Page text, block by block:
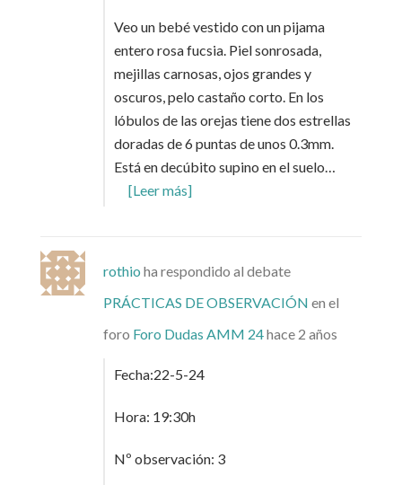
Veo un bebé vestido con un pijama
entero rosa fucsia. Piel sonrosada,
mejillas carnosas, ojos grandes y
oscuros, pelo castaño corto. En los
lóbulos de las orejas tiene dos estrellas
doradas de 6 puntas de unos 0.3mm.
Está en decúbito supino en el suelo…
[Leer más]
rothio ha respondido al debate
PRÁCTICAS DE OBSERVACIÓN en el
foro Foro Dudas AMM 24hace 2 años
Fecha:22-5-24
Hora: 19:30h
Nº observación: 3